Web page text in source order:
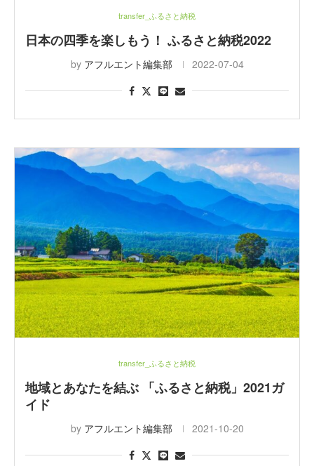
transfer_ふるさと納税
日本の四季を楽しもう！ ふるさと納税2022
by アフルエント編集部 2022-07-04
transfer_ふるさと納税
地域とあなたを結ぶ 「ふるさと納税」2021ガ
イド
by アフルエント編集部 2021-10-20